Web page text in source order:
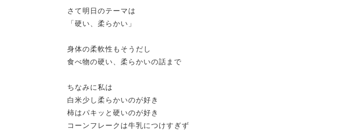
さて明日のテーマは
「硬い、柔らかい」
身体の柔軟性もそうだし
食べ物の硬い、柔らかいの話まで
ちなみに私は
白米少し柔らかいのが好き
柿はパキッと硬いのが好き
コーンフレークは牛乳につけすぎず